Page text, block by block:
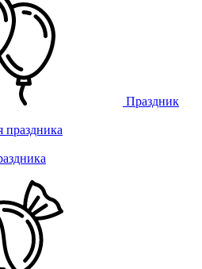
Праздник
праздника